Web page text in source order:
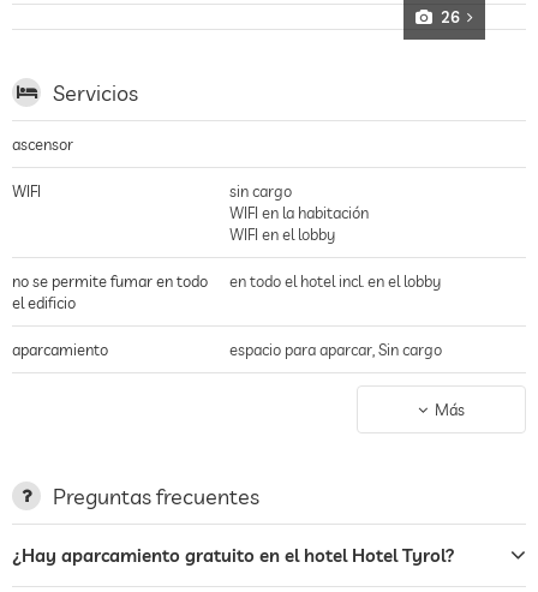
26
Servicios
ascensor
WIFI
sin cargo
WIFI en la habitación
WIFI en el lobby
no se permite fumar en todo
el edificio
en todo el hotel incl. en el lobby
aparcamiento espacio para aparcar, Sin cargo
servicio de lavandería
jardin/zona exterior
Más
Preguntas frecuentes
¿Hay aparcamiento gratuito en el hotel Hotel Tyrol?